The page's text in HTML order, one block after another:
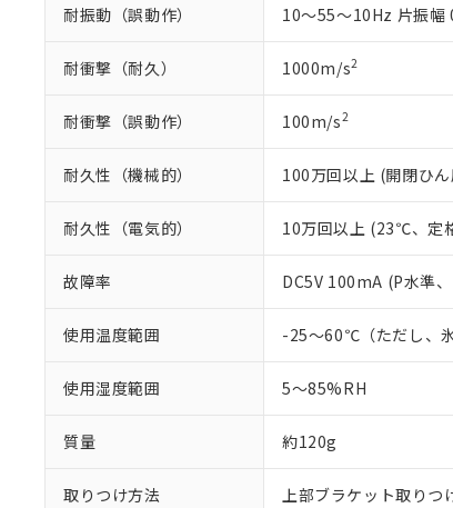
耐振動（誤動作） 10～55～10Hz 片振
耐衝撃（耐久） 1000m/s2
耐衝撃（誤動作） 100m/s2
耐久性（機械的） 100万回以上 (開閉ひ
耐久性（電気的） 10万回以上 (23℃、定
故障率 DC5V 100mA (P水準
使用温度範囲 -25～60℃（ただし、
使用湿度範囲 5～85%RH
質量 約120g
取りつけ方法 上部ブラケット取りつ